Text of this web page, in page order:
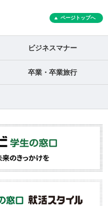
ページトップへ
ビジネスマナー
卒業・卒業旅行